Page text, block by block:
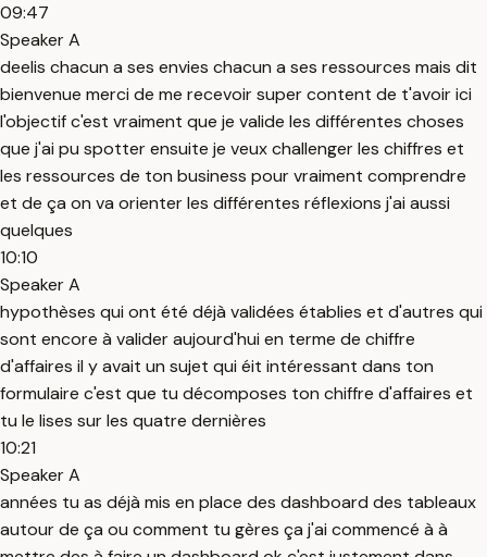
09:47
Speaker A
deelis chacun a ses envies chacun a ses ressources mais dit
bienvenue merci de me recevoir super content de t'avoir ici
l'objectif c'est vraiment que je valide les différentes choses
que j'ai pu spotter ensuite je veux challenger les chiffres et
les ressources de ton business pour vraiment comprendre
et de ça on va orienter les différentes réflexions j'ai aussi
quelques
10:10
Speaker A
hypothèses qui ont été déjà validées établies et d'autres qui
sont encore à valider aujourd'hui en terme de chiffre
d'affaires il y avait un sujet qui éit intéressant dans ton
formulaire c'est que tu décomposes ton chiffre d'affaires et
tu le lises sur les quatre dernières
10:21
Speaker A
années tu as déjà mis en place des dashboard des tableaux
autour de ça ou comment tu gères ça j'ai commencé à à